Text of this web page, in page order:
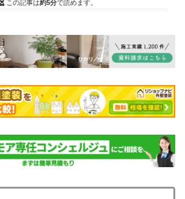
この記事は約5分で読めます。